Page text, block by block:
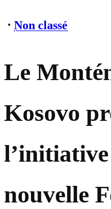
⋅ Non classé
Le
Kosovo
l’initiative
nouvelle